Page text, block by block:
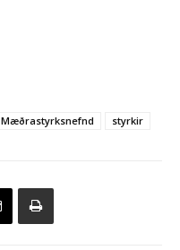
Mæðrastyrksnefnd styrkir